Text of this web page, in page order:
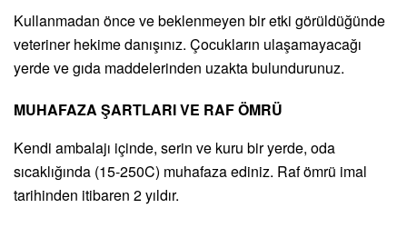
Kullanmadan önce ve beklenmeyen bir etki görüldüğünde
veteriner hekime danışınız. Çocukların ulaşamayacağı
yerde ve gıda maddelerinden uzakta bulundurunuz.
MUHAFAZA ŞARTLARI VE RAF ÖMRÜ
Kendi ambalajı içinde, serin ve kuru bir yerde, oda
sıcaklığında (15-250C) muhafaza ediniz. Raf ömrü imal
tarihinden itibaren 2 yıldır.